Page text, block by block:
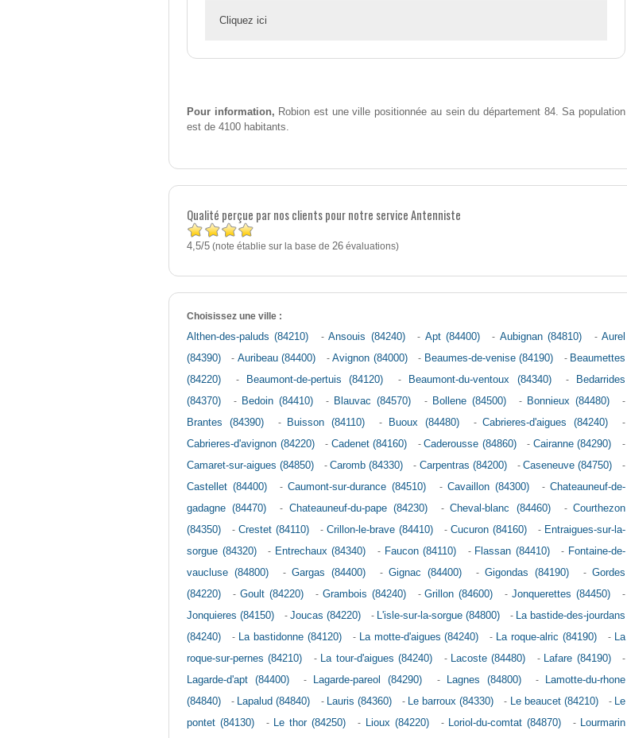
Cliquez ici
Pour information, Robion est une ville positionnée au sein du département 84. Sa population
est de 4100 habitants.
Qualité perçue par nos clients pour notre service Antenniste
4,5/5 (note établie sur la base de 26 évaluations)
Choisissez une ville :
Althen-des-paluds (84210)
-Ansouis (84240) - Apt (84400) - Aubignan (84810) -Aurel
(84390)
- Auribeau (84400) -Avignon (84000) - Beaumes-de-venise (84190) - Beaumettes
(84220)
- Beaumont-de-pertuis (84120) - Beaumont-du-ventoux (84340) -
Bedarrides
(84370)
- Bedoin (84410) - Blauvac (84570) - Bollene (84500) - Bonnieux (84480)
-
Brantes (84390)
- Buisson (84110) - Buoux (84480) -Cabrieres-d'aigues (84240)
-
Cabrieres-d'avignon (84220)
- Cadenet (84160) -Caderousse (84860) - Cairanne (84290)
-
Camaret-sur-aigues (84850)
-Caromb (84330) - Carpentras (84200) - Caseneuve (84750)
-
Castellet (84400)
-Caumont-sur-durance (84510) - Cavaillon (84300) -Chateauneuf-de-
gadagne (84470)
- Chateauneuf-du-pape (84230) -Cheval-blanc (84460) -Courthezon
(84350)
- Crestet (84110) - Crillon-le-brave (84410) - Cucuron (84160) - Entraigues-sur-la-
sorgue (84320)
- Entrechaux (84340) - Faucon (84110) - Flassan (84410) - Fontaine-de-
vaucluse (84800)
-Gargas (84400) -Gignac (84400) -Gigondas (84190) -Gordes
(84220)
- Goult (84220) - Grambois (84240) -Grillon (84600) -Jonquerettes (84450)
-
Jonquieres (84150)
- Joucas (84220) - L'isle-sur-la-sorgue (84800) - La bastide-des-jourdans
(84240)
- La bastidonne (84120) - La motte-d'aigues (84240) - La roque-alric (84190) - La
roque-sur-pernes (84210)
- La tour-d'aigues (84240) - Lacoste (84480) - Lafare (84190)
-
Lagarde-d'apt (84400)
- Lagarde-pareol (84290) - Lagnes (84800) -
Lamotte-du-rhone
(84840)
- Lapalud (84840) - Lauris (84360) - Le barroux (84330) - Le beaucet (84210) - Le
pontet (84130)
- Le thor (84250) - Lioux (84220) - Loriol-du-comtat (84870) - Lourmarin